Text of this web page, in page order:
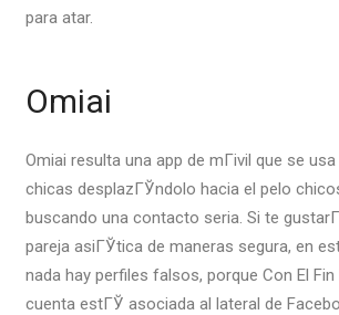
para atar.
Omiai
Omiai resulta una app de mГіvil que se
chicas desplazГЎndolo hacia el pelo
buscando una contacto seria. Si te
pareja asiГЎtica de maneras segura, en
nada hay perfiles falsos, porque Con El Fin
cuenta estГЎ asociada al lateral de